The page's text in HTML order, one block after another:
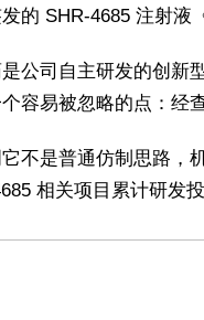
的 SHR-4685 注射液
公司自主研发的创新
容易被忽略的点：经
不是普通仿制思路，
相关项目累计研发